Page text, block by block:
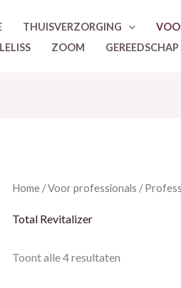
THUISVERZORGING
ZOOM GEREEDSCHAP
Home/Voor professionals /
Total Revitalizer
Toont alle 4 resultaten